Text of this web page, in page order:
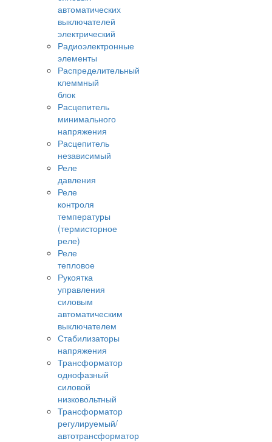
автоматических
выключателей
электрический
Радиоэлектронные
элементы
Распределительный
клеммный
блок
Расцепитель
минимального
напряжения
Расцепитель
независимый
Реле
давления
Реле
контроля
температуры
(термисторное
реле)
Реле
тепловое
Рукоятка
управления
силовым
автоматическим
выключателем
Стабилизаторы
напряжения
Трансформатор
однофазный
силовой
низковольтный
Трансформатор
регулируемый/
автотрансформатор